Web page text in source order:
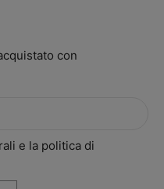
con
e la politica di